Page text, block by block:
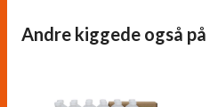
Andre kiggede også på